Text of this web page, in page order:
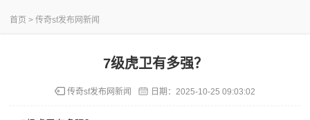
首页 > 传奇sf发布网新闻
7级虎卫有多强？
传奇sf发布网新闻 日期： 2025-10-25 09:03:02